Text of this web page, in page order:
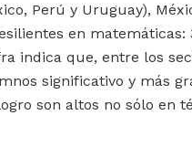
Perú y Uruguay),
en matemáticas:
indica que, entre los
significativo y más
son altos no sólo en